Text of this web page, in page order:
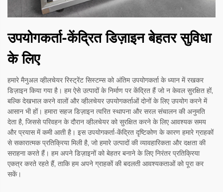
उपयोगकर्ता-केंद्रित डिज़ाइन बेहतर सुविधा
के लिए
हमारे मैनुअल व्हीलचेयर रिस्ट्रेंट सिस्टम्स को अंतिम उपयोगकर्ता के ध्यान में रखकर
डिज़ाइन किया गया है। हम ऐसे उत्पादों के निर्माण पर केंद्रित हैं जो न केवल सुरक्षित हों,
बल्कि देखभाल करने वालों और व्हीलचेयर उपयोगकर्ताओं दोनों के लिए उपयोग करने में
आसान भी हों। हमारा सहज डिज़ाइन त्वरित स्थापना और सरल संचालन की अनुमति
देता है, जिससे परिवहन के दौरान व्हीलचेयर को सुरक्षित करने के लिए आवश्यक समय
और प्रयास में कमी आती है। इस उपयोगकर्ता-केंद्रित दृष्टिकोण के कारण हमारे ग्राहकों
से सकारात्मक प्रतिक्रिया मिली है, जो हमारे उत्पादों की व्यावहारिकता और दक्षता की
सराहना करते हैं। हम अपने डिज़ाइनों को बेहतर बनाने के लिए निरंतर प्रतिक्रिया
एकत्र करते रहते हैं, ताकि हम अपने ग्राहकों की बदलती आवश्यकताओं को पूरा कर
सकें।